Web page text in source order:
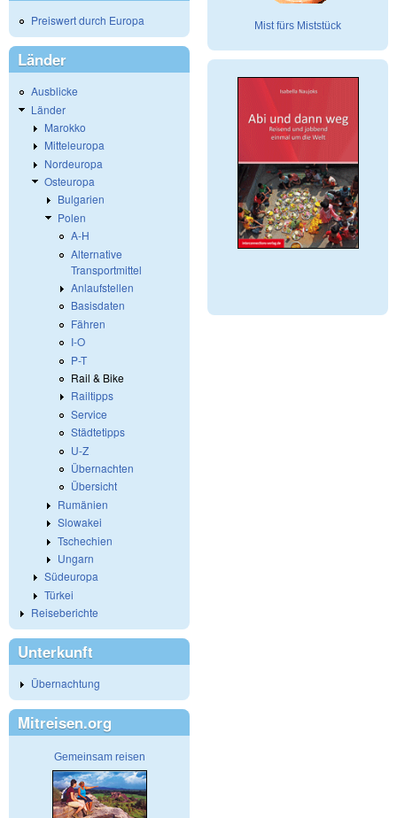
Preiswert durch Europa
Länder
Ausblicke
Länder
Marokko
Mitteleuropa
Nordeuropa
Osteuropa
Bulgarien
Polen
A-H
Alternative
Transportmittel
Anlaufstellen
Basisdaten
Fähren
I-O
P-T
Rail & Bike
Railtipps
Service
Städtetipps
U-Z
Übernachten
Übersicht
Rumänien
Slowakei
Tschechien
Ungarn
Südeuropa
Türkei
Reiseberichte
Unterkunft
Übernachtung
Mitreisen.org
Gemeinsam reisen
Mist fürs Miststück